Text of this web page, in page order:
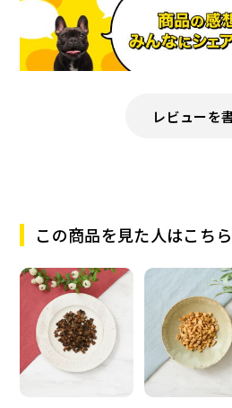
レビューを
この商品を見た人はこち